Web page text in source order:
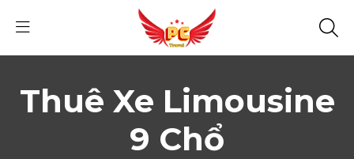
Thuê Xe Limousine
9 Chổ